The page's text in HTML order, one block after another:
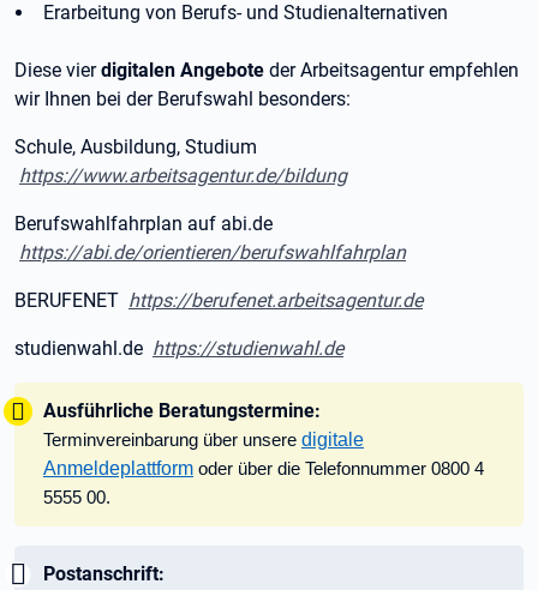
Erarbeitung von Berufs- und Studienalternativen
Diese vierdigitalen Angebote der Arbeitsagentur empfehlen
wir Ihnen bei der Berufswahl besonders:
Schule, Ausbildung, Studium
https://www.arbeitsagentur.de/bildung
Berufswahlfahrplan auf abi.de
https://abi.de/orientieren/berufswahlfahrplan
BERUFENET https://berufenet.arbeitsagentur.de
studienwahl.de https://studienwahl.de
Tipp:
Ausführliche Beratungstermine:
Terminvereinbarung über unsere digitale
Anmeldeplattform oder über die Telefonnummer 0800 4
5555 00.
Wichtig:
Postanschrift: